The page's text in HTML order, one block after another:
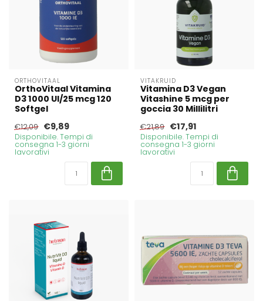
ORTHOVITAAL
OrthoVitaal Vitamina
D3 1000 UI/25 mcg 120
Softgel
€12,09 €9,89
Disponibile. Tempi di
consegna 1-3 giorni
lavorativi
VITAKRUID
Vitamina D3 Vegan
Vitashine 5 mcg per
goccia 30 Millilitri
€21,89 €17,91
Disponibile. Tempi di
consegna 1-3 giorni
lavorativi